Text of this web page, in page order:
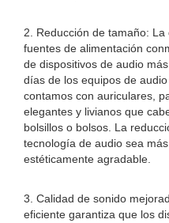
2. Reducción de tamaño:
fuentes de alimentación
de dispositivos de audio
días de los equipos de
contamos con auriculares,
elegantes y livianos que
bolsillos o bolsos. La
tecnología de audio sea
estéticamente agradable.
3. Calidad de sonido
eficiente garantiza que los